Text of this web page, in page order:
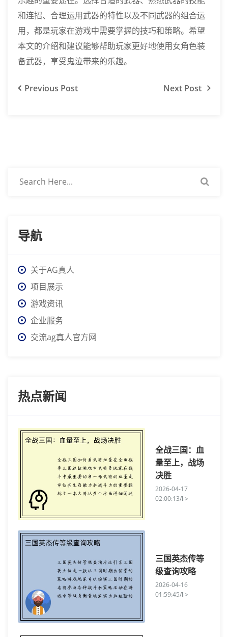
和连招、合理运用武器的特性以及不同武器的组合运
用，都是玩家在游戏中需要掌握的技巧和策略。希望
本文的介绍和建议能够帮助玩家更好地使用女角色装
备武器，享受鬼泣带来的乐趣。
Previous Post Next Post
导航
关于AG真人
项目展示
游戏资讯
企业服务
交流ag真人官方网
热点新闻
全战三国：血
量至上，战场
决胜
2026-04-17
02:00:13/li>
三国英杰传等
级查询攻略
2026-04-16
01:59:45/li>